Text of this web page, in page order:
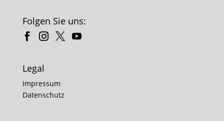
Folgen Sie uns:
Legal
Impressum
Datenschutz